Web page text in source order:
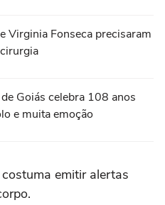
Virginia Fonseca precisaram
Goiás celebra 108 anos
e muita emoção
emitir alertas